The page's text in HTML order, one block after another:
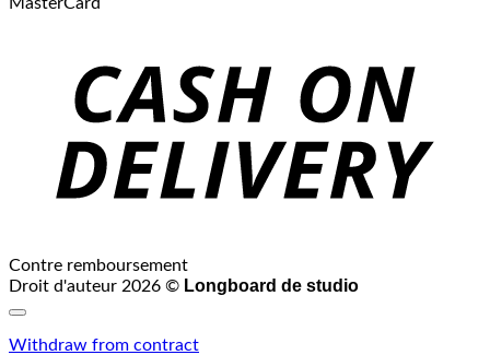
Contre remboursement
Droit d'auteur 2026 © Longboard de studio
Withdraw from contract